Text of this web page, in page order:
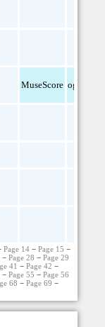
MuseScore ogg
Page 14 −Page 15 −
−Page 28 −Page 29
41 − Page 42 −
−Page 55 −Page 56
68 − Page 69 −